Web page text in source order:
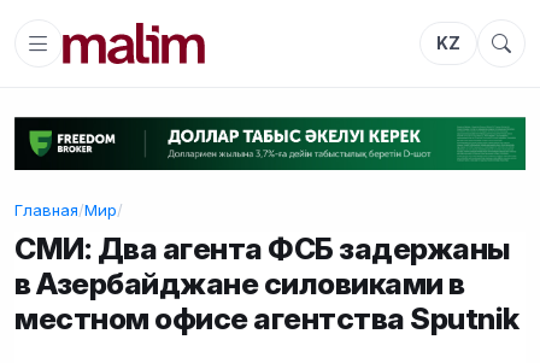
KZ
Главная/Мир/
СМИ: Два агента ФСБ задержаны
в Азербайджане силовиками в
местном офисе агентства Sputnik